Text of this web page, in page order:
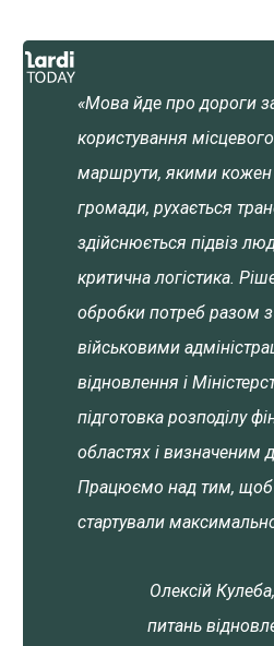
«Мова йде про дороги
користування
маршрути, якими кожен
громади, рухається
здійснюється підвіз
критична логістика.
обробки потреб разом
військовими
відновлення і
підготовка розподілу
областях і визначеним
Працюємо над тим, щоб
стартували
Олексій
питань